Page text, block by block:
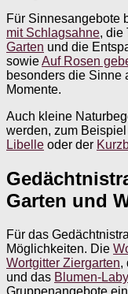
Für Sinnesangebote
mit Schlagsahne, die
Garten und die
sowieAuf Rosen
besonders die Sinne
Momente.
Auch kleine
werden, zum
Libelle oder der
Garten und
Für das
Möglichkeiten. Die
Wortgitter Ziergarten,
und das Blumen-